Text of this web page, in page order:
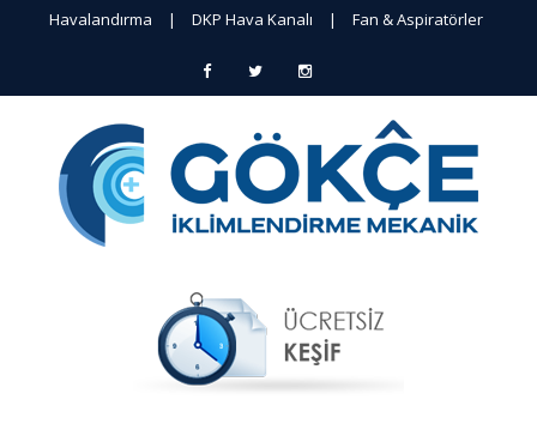
Havalandırma | DKP Hava Kanalı | Fan & Aspiratörler